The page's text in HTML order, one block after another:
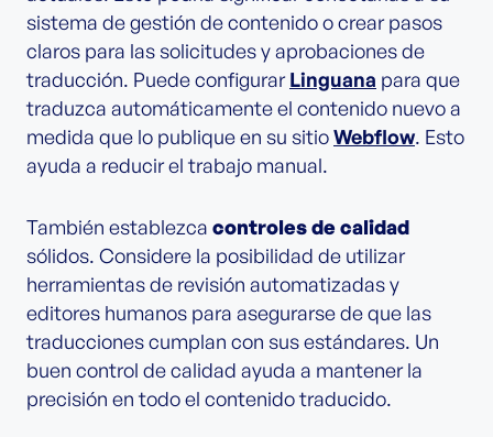
sistema de gestión de contenido o crear pasos
claros para las solicitudes y aprobaciones de
traducción. Puede configurarLinguana para que
traduzca automáticamente el contenido nuevo a
medida que lo publique en su sitioWebflow. Esto
ayuda a reducir el trabajo manual.
También establezca controles de calidad
sólidos. Considere la posibilidad de utilizar
herramientas de revisión automatizadas y
editores humanos para asegurarse de que las
traducciones cumplan con sus estándares. Un
buen control de calidad ayuda a mantener la
precisión en todo el contenido traducido.